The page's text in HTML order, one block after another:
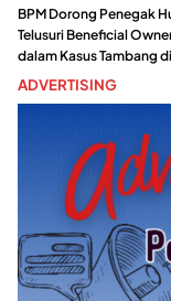
BPM Dorong Penegak
Telusuri Beneficial
dalam Kasus Tambang
ADVERTISING